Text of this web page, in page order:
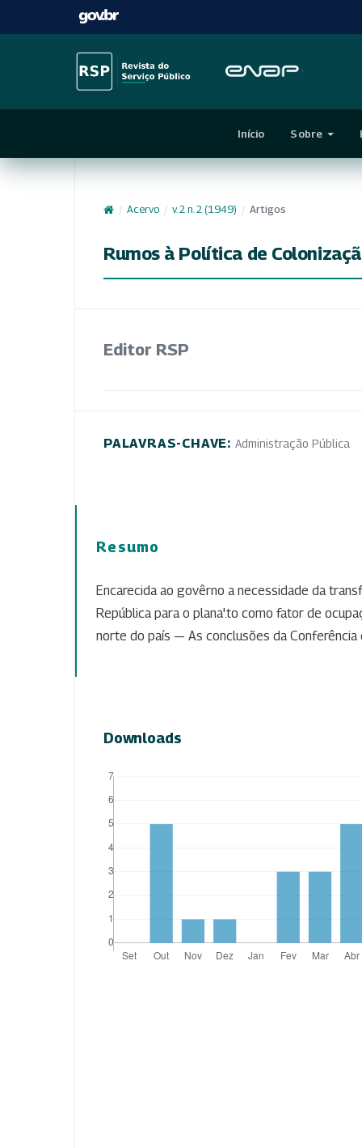
Início Sobre
/ Acervo / v. 2 n. 2 (1949) / Artigos
Rumos à Política de
Editor RSP
PALAVRAS-CHAVE: Administração Pública
Resumo
Encarecida ao govêrno a necessidade da
República para o plana'.to como fator de
norte do país — As conclusões da Conferência
Downloads